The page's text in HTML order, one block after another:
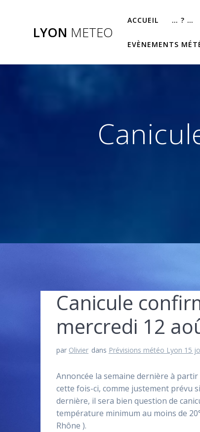
LYON METEO
ACCUEIL … ? …
EVÈNEMENTS
Canicule
mercredi 12
par Olivier dans Prévisions météo Lyon 15
Annoncée la semaine dernière à partir
cette fois-ci, comme justement prévu
dernière, il sera bien question de
température minimum au moins de
Rhône ).